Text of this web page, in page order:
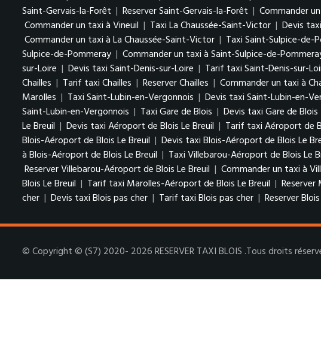
Saint-Gervais-la-Forêt | Reserver Saint-Gervais-la-Forêt | Commander
Commander un taxi à Vineuil | Taxi La Chaussée-Saint-Victor | Devis
Commander un taxi à La Chaussée-Saint-Victor | Taxi Saint-Sulpice-de-
Sulpice-de-Pommeray | Commander un taxi à Saint-Sulpice-de-
sur-Loire | Devis taxi Saint-Denis-sur-Loire | Tarif taxi Saint-Denis-sur-
Chailles | Tarif taxi Chailles | Reserver Chailles | Commander un taxi à
Marolles | Taxi Saint-Lubin-en-Vergonnois | Devis taxi Saint-Lubin-en-
Saint-Lubin-en-Vergonnois | Taxi Gare de Blois | Devis taxi Gare de Blois
Le Breuil | Devis taxi Aéroport de Blois Le Breuil | Tarif taxi Aéroport de
Blois-Aéroport de Blois Le Breuil | Devis taxi Blois-Aéroport de Blois Le
à Blois-Aéroport de Blois Le Breuil | Taxi Villebarou-Aéroport de Blois Le
Reserver Villebarou-Aéroport de Blois Le Breuil | Commander un taxi à
Blois Le Breuil | Tarif taxi Marolles-Aéroport de Blois Le Breuil | Reserver
cher | Devis taxi Blois pas cher | Tarif taxi Blois pas cher | Reserver
© Copyright © (S7) 2020- 2026 RESERVER TAXI BLOIS .Tous droits